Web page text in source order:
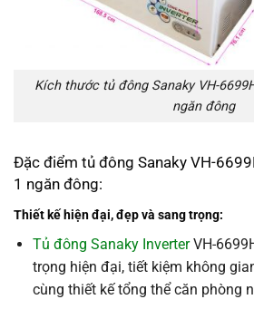
Kích thước tủ đông Sanaky VH-
ngăn đông
Đặc điểm tủ đông Sanaky VH-
1 ngăn đông:
Thiết kế hiện đại, đẹp và sang trọng:
Tủ đông Sanaky InverterVH-
trọng hiện đại, tiết kiệm không
cùng thiết kế tổng thể căn phòng